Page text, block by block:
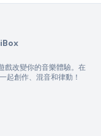
改變你的音樂體驗。在
創作、混音和律動！